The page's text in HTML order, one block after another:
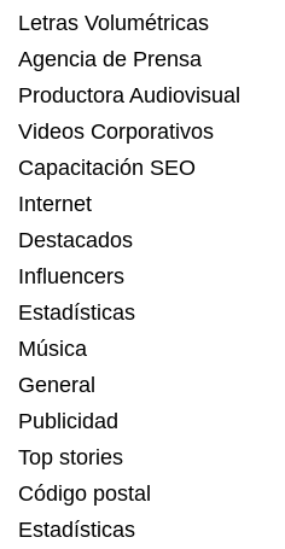
Letras Volumétricas
Agencia de Prensa
Productora Audiovisual
Videos Corporativos
Capacitación SEO
Internet
Destacados
Influencers
Estadísticas
Música
General
Publicidad
Top stories
Código postal
Estadísticas